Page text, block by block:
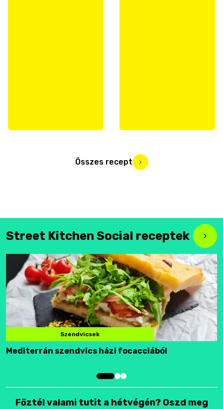
Összes recept
Street Kitchen Social receptek
Szendvicsek
Mediterrán szendvics házi focacciából
Főztél valami tutit a hétvégén? Oszd meg